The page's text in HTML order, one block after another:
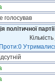
голосував
політичної